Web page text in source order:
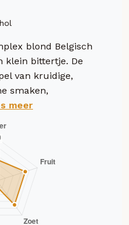
blond Belgisch
klein bittertje. De
van kruidige,
smaken,
meer